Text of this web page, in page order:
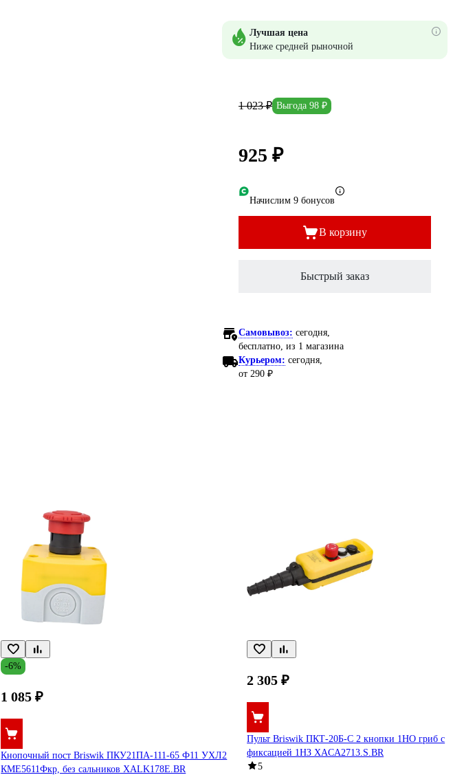
Лучшая цена
Ниже средней рыночной
1 023 ₽ Выгода 98 ₽
925 ₽
Начислим 9 бонусов
В корзину
Быстрый заказ
Самовывоз: сегодня,
бесплатно , из 1 магазина
Курьером: сегодня,
от 290 ₽
-6%
1 085 ₽
Кнопочный пост Briswik ПКУ21ПА-111-65 Ф11 УХЛ2
КМЕ5611Фкр, без сальников XALK178E.BR
2 305 ₽
Пульт Briswik ПКТ-20Б-С 2 кнопки 1НО гриб с
фиксацией 1НЗ XACA2713.S.BR
5